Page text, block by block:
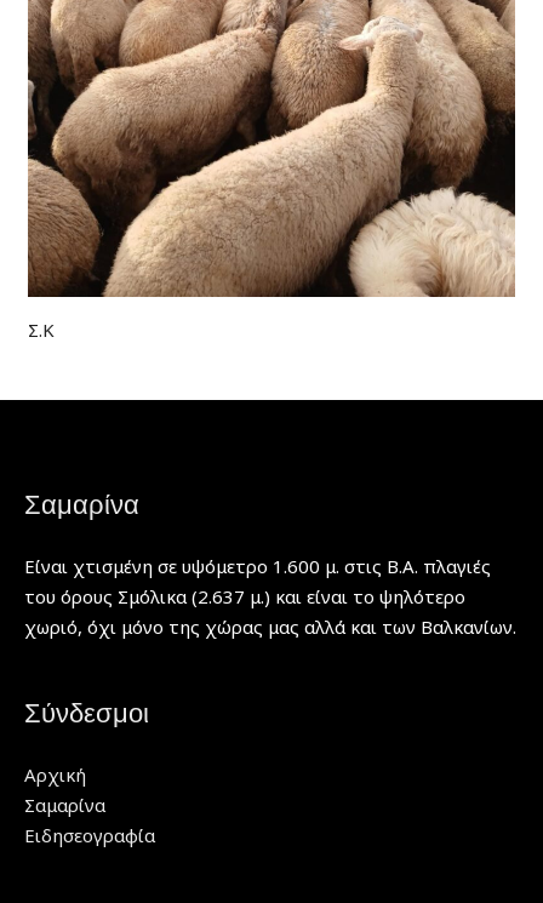
Σ.Κ
Σαμαρίνα
Είναι χτισμένη σε υψόμετρο 1.600 μ. στις Β.Α. πλαγιές
του όρους Σμόλικα (2.637 μ.) και είναι το ψηλότερο
χωριό, όχι μόνο της χώρας μας αλλά και των Βαλκανίων.
Σύνδεσμοι
Αρχική
Σαμαρίνα
Ειδησεογραφία